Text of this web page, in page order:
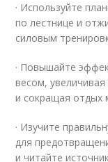
· Используйте
по лестнице и
силовым
· Повышайте
весом,
и сокращая отдых
· Изучите
для
и читайте